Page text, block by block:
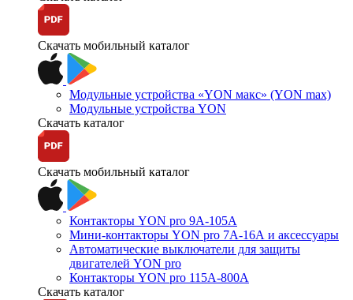
Скачать мобильный каталог
Модульные устройства «YON макс» (YON max)
Модульные устройства YON
Скачать каталог
Скачать мобильный каталог
Контакторы YON pro 9А-105А
Мини-контакторы YON pro 7А-16А и аксессуары
Автоматические выключатели для защиты
двигателей YON pro
Контакторы YON pro 115А-800А
Скачать каталог